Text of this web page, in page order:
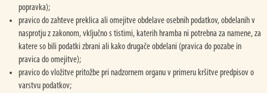
popravka);
pravico do zahteve preklica ali omejitve obdelave osebnih podatkov, obdelanih v
nasprotju z zakonom, vključno s tistimi, katerih hramba ni potrebna za namene, za
katere so bili podatki zbrani ali kako drugače obdelani (pravica do pozabe in
pravica do omejitve);
pravico do vložitve pritožbe pri nadzornem organu v primeru kršitve predpisov o
varstvu podatkov;